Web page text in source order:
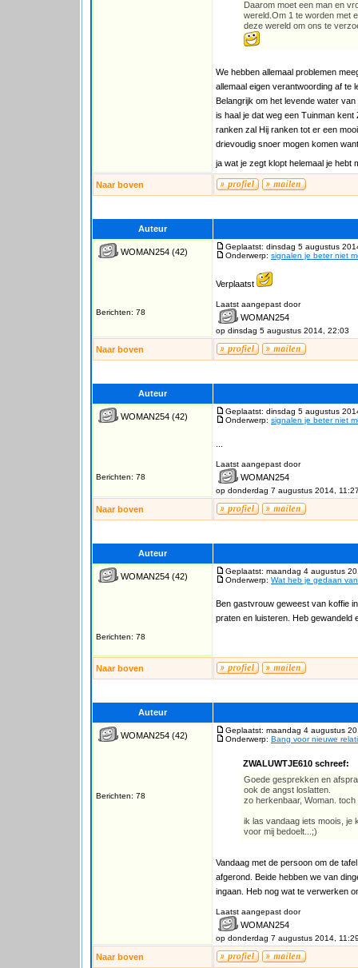
Daarom moet een man en
wereld.Om 1 te worden met
deze wereld om ons te
We hebben allemaal problemen
allemaal eigen verantwoording af te
Belangrijk om het levende water
is haal je dat weg een Tuinman
ranken zal Hij ranken tot er een
drievoudig snoer mogen komen
ja wat je zegt klopt helemaal je hebt
Naar boven
Auteur
WOMAN254 (42)
Berichten: 78
Geplaatst: dinsdag 5 augustus
Onderwerp: signalen je beter niet
Verplaatst
Laatst aangepast door
WOMAN254
op dinsdag 5 augustus 2014, 22:03
Naar boven
Auteur
WOMAN254 (42)
Berichten: 78
Geplaatst: dinsdag 5 augustus
Onderwerp: signalen je beter niet
Laatst aangepast door
WOMAN254
op donderdag 7 augustus 2014,
Naar boven
Auteur
WOMAN254 (42)
Berichten: 78
Geplaatst: maandag 4 augustus
Onderwerp: Wat heb je gedaan
Ben gastvrouw geweest van koffie
praten en luisteren. Heb
Naar boven
Auteur
WOMAN254 (42)
Berichten: 78
Geplaatst: maandag 4 augustus
Onderwerp: Bang voor nieuwe
ZWALUWTJE610 schreef:
Goede gesprekken en
ook de angst loslatten.
zo herkenbaar, Woman.
ik las vandaag iets moois, je
voor mij bedoelt...;)
Vandaag met de persoon om de
afgerond. Beide hebben we van
ingaan. Heb nog wat te verwerken
Laatst aangepast door
WOMAN254
op donderdag 7 augustus 2014,
Naar boven